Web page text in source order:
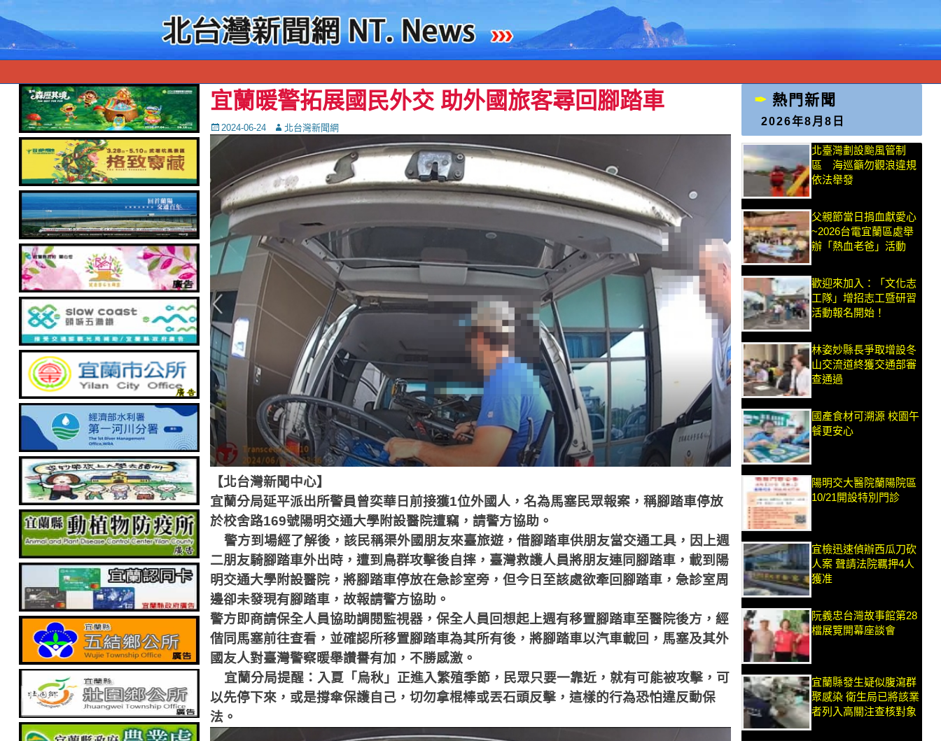
宜蘭暖警拓展國民外交 助外國旅客尋回腳踏車
Posted
on
2024-06-24 Autor北台灣新聞網
【北台灣新聞中心】
宜蘭分局延平派出所警員曾奕華日前接獲1位外國人，名為馬塞民眾報案，稱腳踏車停放
於校舍路169號陽明交通大學附設醫院遭竊，請警方協助。
警方到場經了解後，該民稱渠外國朋友來臺旅遊，借腳踏車供朋友當交通工具，因上週
二朋友騎腳踏車外出時，遭到鳥群攻擊後自摔，臺灣救護人員將朋友連同腳踏車，載到陽
明交通大學附設醫院，將腳踏車停放在急診室旁，但今日至該處欲牽回腳踏車，急診室周
邊卻未發現有腳踏車，故報請警方協助。
警方即商請保全人員協助調閱監視器，保全人員回想起上週有移置腳踏車至醫院後方，經
偕同馬塞前往查看，並確認所移置腳踏車為其所有後，將腳踏車以汽車載回，馬塞及其外
國友人對臺灣警察暖舉讚譽有加，不勝感激。
宜蘭分局提醒：入夏「烏秋」正進入繁殖季節，民眾只要一靠近，就有可能被攻擊，可
以先停下來，或是撐傘保護自己，切勿拿棍棒或丟石頭反擊，這樣的行為恐怕違反動保
法。
熱門新聞
2026年8月8日
北臺灣劃設颱風管制
區 海巡籲勿觀浪違規
依法舉發
父親節當日捐血獻愛心
~2026台電宜蘭區處舉
辦「熱血老爸」活動
歡迎來加入：「文化志
工隊」增招志工暨研習
活動報名開始！
林姿妙縣長爭取增設冬
山交流道終獲交通部審
查通過
國產食材可溯源 校園午
餐更安心
陽明交大醫院蘭陽院區
10/21開設特別門診
宜檢迅速偵辦西瓜刀砍
人案 聲請法院羈押4人
獲准
阮義忠台灣故事館第28
檔展覽開幕座談會
宜蘭縣發生疑似腹瀉群
聚感染 衛生局已將該業
者列入高關注查核對象